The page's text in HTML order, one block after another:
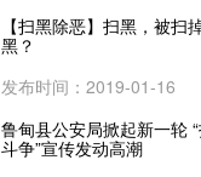
【扫黑除恶】扫黑，被扫
黑？
发布时间：2019-01-16
鲁甸县公安局掀起新一轮
斗争”宣传发动高潮